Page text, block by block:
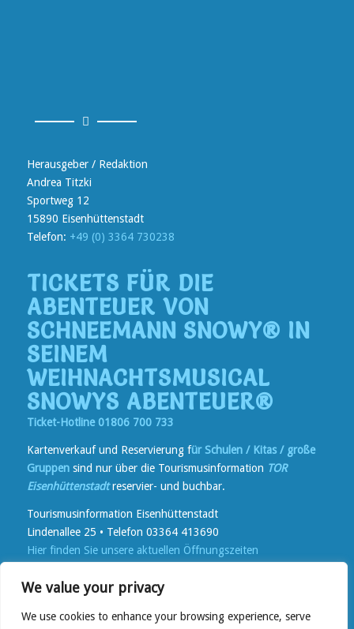
We value your privacy
We use cookies to enhance your browsing experience, serve
Herausgeber / Redaktion
Andrea Titzki
Sportweg 12
15890 Eisenhüttenstadt
Telefon: +49 (0) 3364 730238
TICKETS FÜR DIE
ABENTEUER VON
SCHNEEMANN SNOWY® IN
SEINEM
WEIHNACHTSMUSICAL
SNOWYS ABENTEUER®
Ticket-Hotline 01806 700 733
Kartenverkauf und Reservierung für Schulen / Kitas / große
Gruppensind nur über die Tourismusinformation TOR
Eisenhüttenstadt reservier- und buchbar.
Tourismusinformation Eisenhüttenstadt
Lindenallee 25 • Telefon 03364 413690
Hier finden Sie unsere aktuellen Öffnungszeiten
Lindenallee